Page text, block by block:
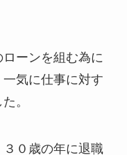
ーンを組む為に
気に仕事に対す
。
０歳の年に退職